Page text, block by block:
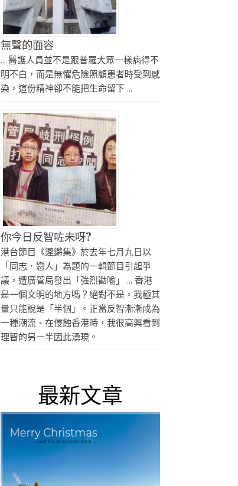
無聲的面容
... 醫護人員並不是跟普羅大眾一樣病得不
明不白，而是無懼危險照顧患者時受到感
染，這份精神卻不能把生命留下 ...
你今日反智咗未呀?
港台節目《鏗鏘集》於去年七月九日以
「同志．戀人」為題的一輯節目引起爭
議，遭廣管局發出「強烈勸喻」 ... 香港
是一個文明的地方嗎？絕對不是，我極其
量只能說是「半個」。正當反智漸漸成為
一種潮流、在侵蝕香港時，我很高興看到
理智的另一半因此湧現。
最新文章